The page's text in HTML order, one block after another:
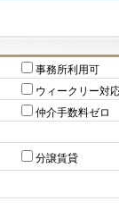
事務所利用可
ウィークリー対
仲介手数料ゼロ
分譲賃貸